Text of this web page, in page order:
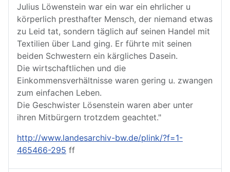
Julius Löwenstein war ein war ein ehrlicher u
körperlich presthafter Mensch, der niemand etwas
zu Leid tat, sondern täglich auf seinen Handel mit
Textilien über Land ging. Er führte mit seinen
beiden Schwestern ein kärgliches Dasein.
Die wirtschaftlichen und die
Einkommensverhältnisse waren gering u. zwangen
zum einfachen Leben.
Die Geschwister Lösenstein waren aber unter
ihren Mitbürgern trotzdem geachtet."
http://www.landesarchiv-bw.de/plink/?f=1-
465466-295 ff